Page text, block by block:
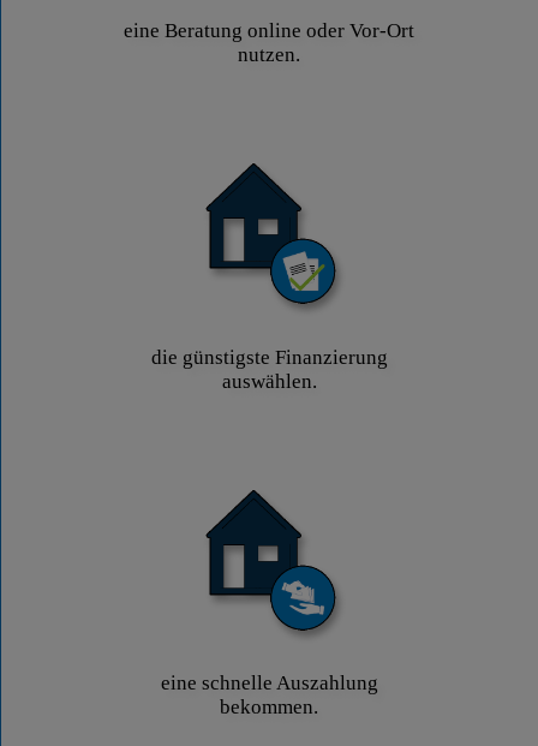
eine Beratung online oder Vor-Ort
nutzen.
die günstigste Finanzierung
auswählen.
eine schnelle Auszahlung
bekommen.